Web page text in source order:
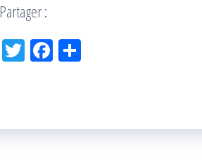
Partager :
Tw Fac